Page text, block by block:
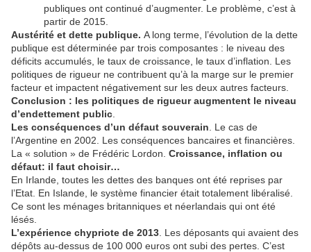
publiques ont continué d’augmenter. Le problème, c’est à
partir de 2015.
Austérité et dette publique. A long terme, l’évolution de la dette
publique est déterminée par trois composantes : le niveau des
déficits accumulés, le taux de croissance, le taux d’inflation. Les
politiques de rigueur ne contribuent qu’à la marge sur le premier
facteur et impactent négativement sur les deux autres facteurs.
Conclusion : les politiques de rigueur augmentent le niveau
d’endettement public
Les conséquences d’un défaut souverain . Le cas de
l’Argentine en 2002. Les conséquences bancaires et financières.
La « solution » de Frédéric Lordon. Croissance, inflation ou
défaut: il faut choisir…
En Irlande, toutes les dettes des banques ont été reprises par
l’Etat. En Islande, le système financier était totalement libéralisé.
Ce sont les ménages britanniques et néerlandais qui ont été
lésés.
L’expérience chypriote de 2013 . Les déposants qui avaient des
dépôts au-dessus de 100 000 euros ont subi des pertes. C’est